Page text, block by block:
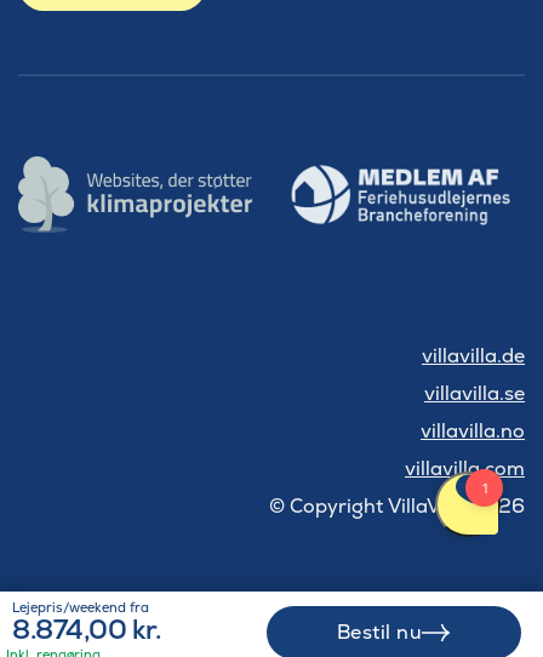
villavilla.de
villavilla.se
villavilla.no
villavilla.com
© Copyright VillaVilla 2026
Lejepris/weekend fra
8.874,00 kr. Bestil nu